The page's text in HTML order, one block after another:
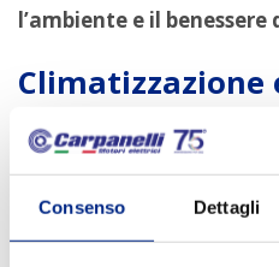
Consenso Dettagli
l’ambiente e il
allevamenti
Una corretta
stress e migliorare la
Carpanelli sono progettati